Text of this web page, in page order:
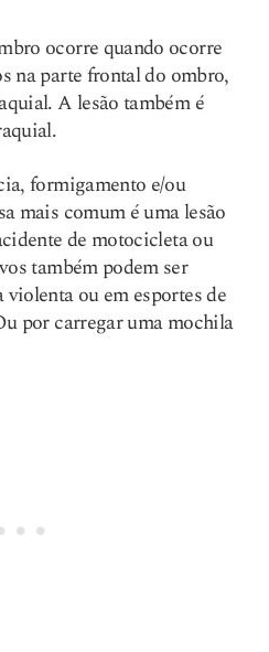
ocorre quando ocorre
na parte frontal do ombro,
A lesão também é
formigamento e/ou
mais comum é uma lesão
de motocicleta ou
também podem ser
ou em esportes de
por carregar uma mochila